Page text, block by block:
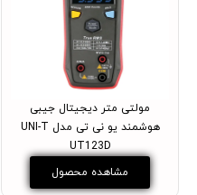
مولتی متر دیجیتال جیبی
هوشمند یو نی تی مدل UNI-T
UT123D
مشاهده محصول